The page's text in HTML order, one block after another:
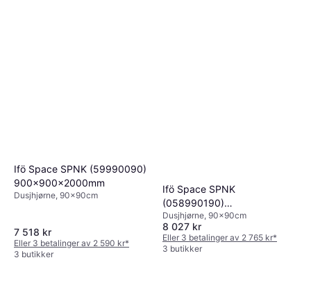
Ifö Space SPNK (59990090)
900x900x2000mm
Dusjhjørne, 90x90cm
7 518 kr
Eller 3 betalinger av 2 590 kr*
3 butikker
Ifö Space SPNK
(058990190)
900x900x2000mm
Dusjhjørne, 90x90cm
8 027 kr
Eller 3 betalinger av 2 765 kr*
3 butikker